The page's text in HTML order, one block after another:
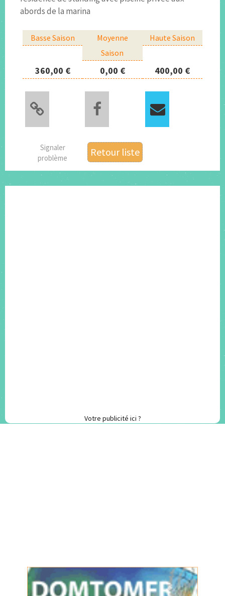
abords de la marina
Basse Saison
Moyenne
Saison
Haute Saison
360,00 € 0,00 € 400,00 €
Signaler
problème
Retour liste
Votre publicité ici ?